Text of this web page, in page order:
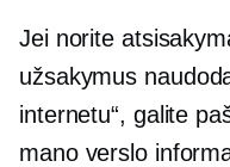
Jei norite
užsakymus
internetu“, galite
mano verslo